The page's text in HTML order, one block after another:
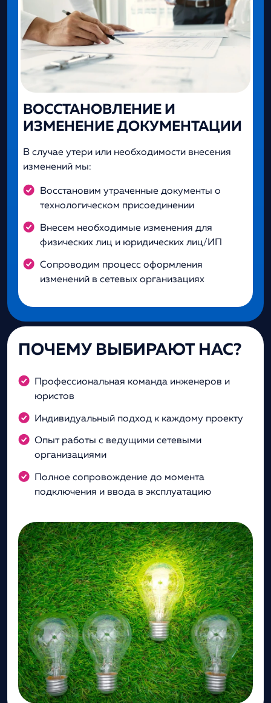
ВОССТАНОВЛЕНИЕ И
ИЗМЕНЕНИЕ ДОКУМЕНТАЦИИ
В случае утери или необходимости внесения
изменений мы:
Восстановим утраченные документы о
технологическом присоединении
Внесем необходимые изменения для
физических лиц и юридических лиц/ИП
Сопроводим процесс оформления
изменений в сетевых организациях
ПОЧЕМУ ВЫБИРАЮТ НАС?
Профессиональная команда инженеров и
юристов
Индивидуальный подход к каждому проекту
Опыт работы с ведущими сетевыми
организациями
Полное сопровождение до момента
подключения и ввода в эксплуатацию